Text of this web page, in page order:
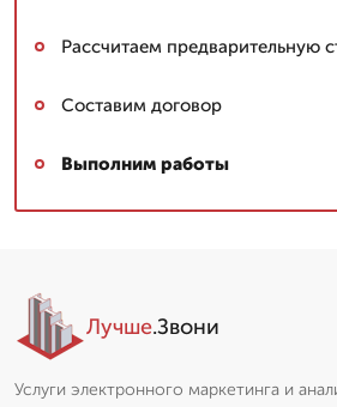
Рассчитаем предварительную
Составим договор
Выполним работы
Лучше.Звони
Услуги электронного маркетинга и